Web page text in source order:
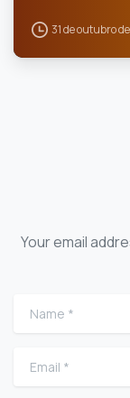
31 de outubro
Your email
Name
Email